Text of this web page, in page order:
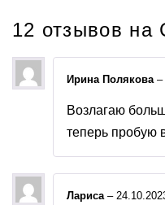
12 отзывов на
Ирина Полякова –
Возлагаю
теперь пробую
Лариса –